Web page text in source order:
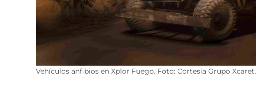
Vehículos anfibios en Xplor Fuego. Foto: Cortesía Grupo Xcaret.